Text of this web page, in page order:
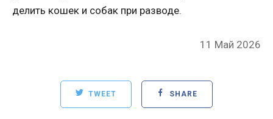
делить кошек и собак при разводе.
Posted
11 Май 2026
TWEET SHARE